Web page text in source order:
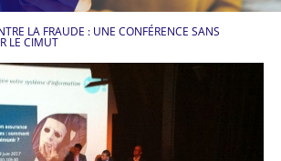
LA FRAUDE : UNE CONFÉRENCE SANS
LE CIMUT